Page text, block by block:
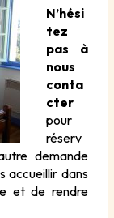
N’hési
tez
pas à
nous
conta
cter
pour
réserv
demande
accueillir dans
et de rendre